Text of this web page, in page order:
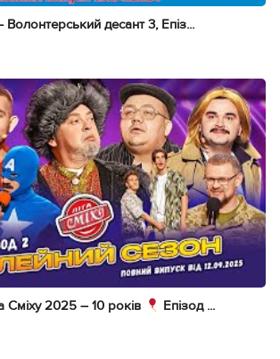
десант 3, Епіз...
2025 – 10 років Епізод ...